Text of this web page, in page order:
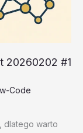
20260202 #1
Code
dlatego warto